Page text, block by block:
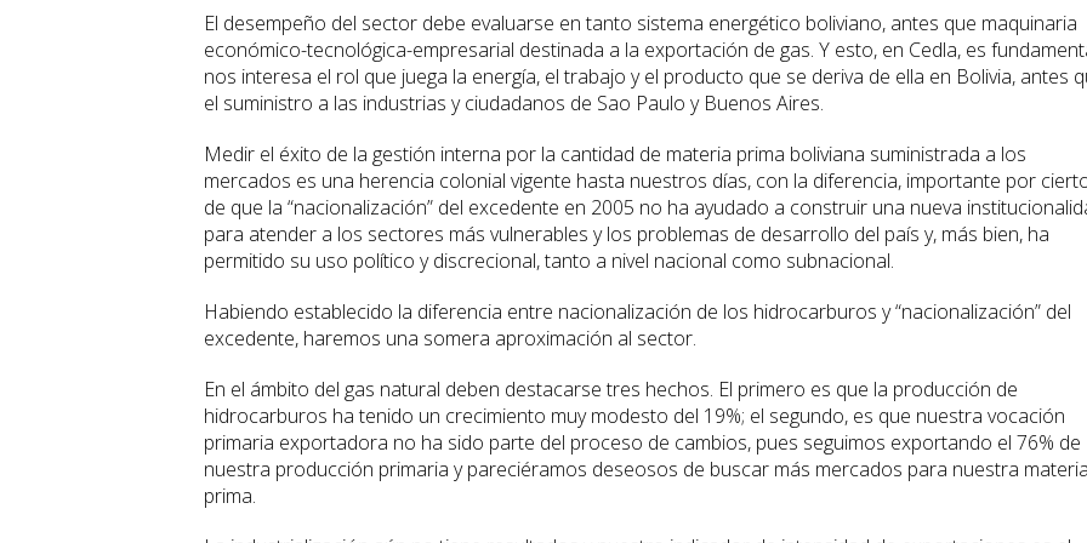
El desempeño del sector debe evaluarse en tanto sistema energético boliviano, antes que maquinaria
económico-tecnológica-empresarial destinada a la exportación de gas. Y esto, en Cedla, es
nos interesa el rol que juega la energía, el trabajo y el producto que se deriva de ella en Bolivia, antes
el suministro a las industrias y ciudadanos de Sao Paulo y Buenos Aires.
Medir el éxito de la gestión interna por la cantidad de materia prima boliviana suministrada a los
mercados es una herencia colonial vigente hasta nuestros días, con la diferencia, importante por
de que la “nacionalización” del excedente en 2005 no ha ayudado a construir una nueva
para atender a los sectores más vulnerables y los problemas de desarrollo del país y, más bien, ha
permitido su uso político y discrecional, tanto a nivel nacional como subnacional.
Habiendo establecido la diferencia entre nacionalización de los hidrocarburos y “nacionalización” del
excedente, haremos una somera aproximación al sector.
En el ámbito del gas natural deben destacarse tres hechos. El primero es que la producción de
hidrocarburos ha tenido un crecimiento muy modesto del 19%; el segundo, es que nuestra vocación
primaria exportadora no ha sido parte del proceso de cambios, pues seguimos exportando el 76% de
nuestra producción primaria y pareciéramos deseosos de buscar más mercados para nuestra materia
prima.